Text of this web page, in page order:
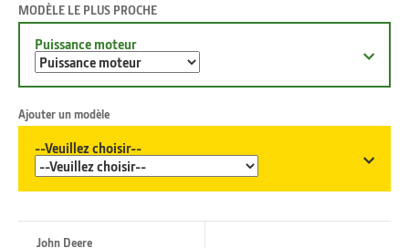
MODÈLE LE PLUS PROCHE
Puissance moteur
Ajouter un modèle
--Veuillez choisir--
John Deere